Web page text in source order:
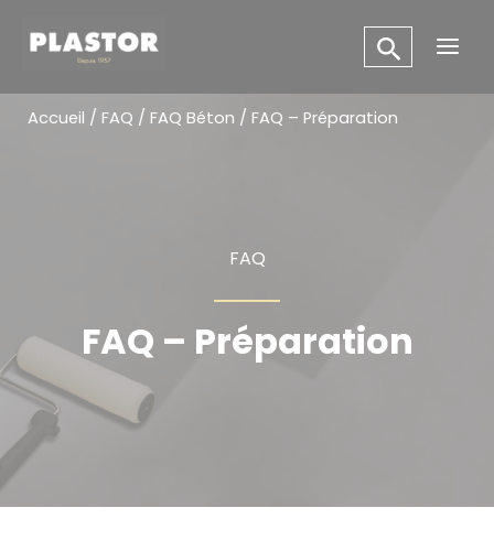
Main
Accueil / FAQ / FAQ Béton / FAQ – Préparation
FAQ
FAQ – Préparation